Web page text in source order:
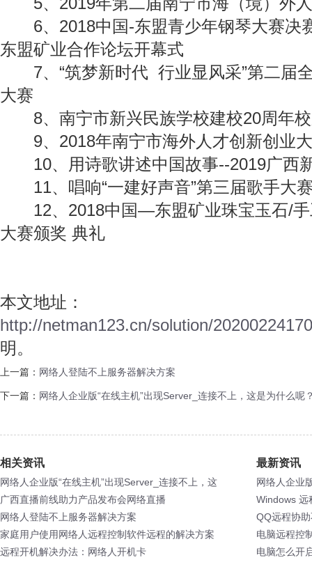
6、2018中国-东盟青少年钢琴大赛决
东盟矿业合作论坛开幕式
7、“筑梦新时代 行业显风采”第二届
大赛
8、南宁市新兴民族学校建校20周年
9、2018年南宁市海外人才创新创业
10、用诗歌讲述中国故事--2019广西
11、唱响“一建好声音”第三届歌手大
12、2018中国—东盟矿业珠宝玉石/手
大赛颁奖 典礼
本文地址：
http://netman123.cn/solution/
明。
上一篇： 网络人登陆不上服务器解决方案
下一篇： 网络人企业版“在线主机”出现Server_连接不上，这是为什么呢
相关资讯
网络人企业版“在线主机”出现Server_连接不上，这
是为什么呢？
广西直播前线助力产品发布会网络直播
网络人登陆不上服务器解决方案
家庭用户使用网络人远程控制软件远程的解决方案
远程开机解决办法：网络人开机卡
最新资讯
网络人企业
是为什么呢
Windows 远
QQ远程协
脑的小可爱
电脑远程控
电脑怎么开